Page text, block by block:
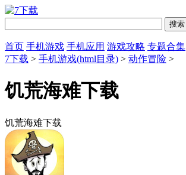
首页 手机游戏 手机应用 游戏攻略 专题合集
7下载 > 手机游戏(html目录) > 动作冒险 >
饥荒海难下载
饥荒海难下载